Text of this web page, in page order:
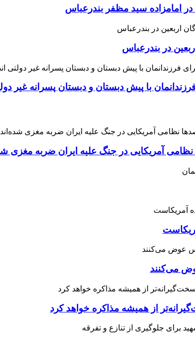
امامزاده سید مظفر بندرعباس
در بندرعباس
با پیش دبستان و دبستان پسرانه غیر
آمریکایی در جنگ علیه ایران ضربه مغزی
می‌کنند
از همیشه مذاکره خواهد کرد